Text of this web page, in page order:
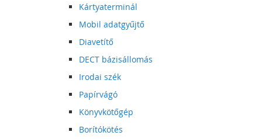
Kártyaterminál
Mobil adatgyűjtő
Diavetítő
DECT bázisállomás
Irodai szék
Papírvágó
Könyvkötőgép
Borítókötés